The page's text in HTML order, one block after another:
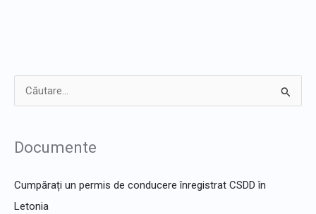
a
r
Documente
Cumpărați un permis de conducere înregistrat CSDD în
Letonia